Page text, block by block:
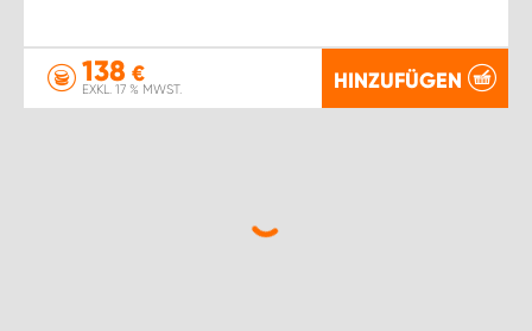
138 €
EXKL. 17 % MWST. HINZUFÜGEN